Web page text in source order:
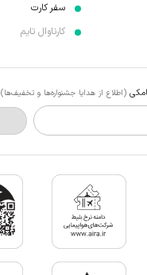
سفر کارت
کارناوال تایم
(اطلاع از هدایا جشنواره‌ها و تخفیف‌ها)